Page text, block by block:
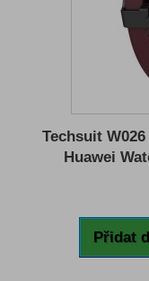
Techsuit
Huawei
Přidat